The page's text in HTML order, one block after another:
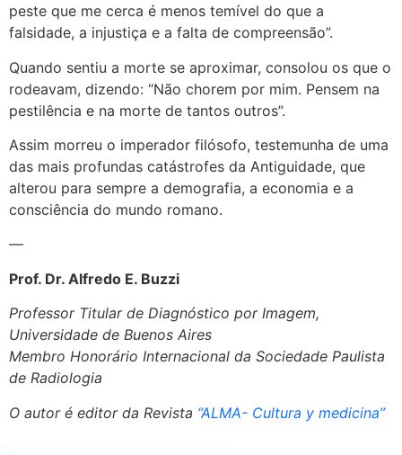
peste que me cerca é menos temível do que a
falsidade, a injustiça e a falta de compreensão”.
Quando sentiu a morte se aproximar, consolou os que o
rodeavam, dizendo: “Não chorem por mim. Pensem na
pestilência e na morte de tantos outros”.
Assim morreu o imperador filósofo, testemunha de uma
das mais profundas catástrofes da Antiguidade, que
alterou para sempre a demografia, a economia e a
consciência do mundo romano.
—
Prof. Dr. Alfredo E. Buzzi
Professor Titular de Diagnóstico por Imagem,
Universidade de Buenos Aires
Membro Honorário Internacional da Sociedade Paulista
de Radiologia
O autor é editor da Revista “ALMA- Cultura y medicina”